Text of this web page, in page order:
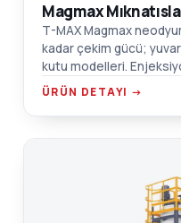
Magmax
T-MAX Magmax
kadar çekim gücü;
kutu modelleri.
için.
ÜRÜN DETAYI →